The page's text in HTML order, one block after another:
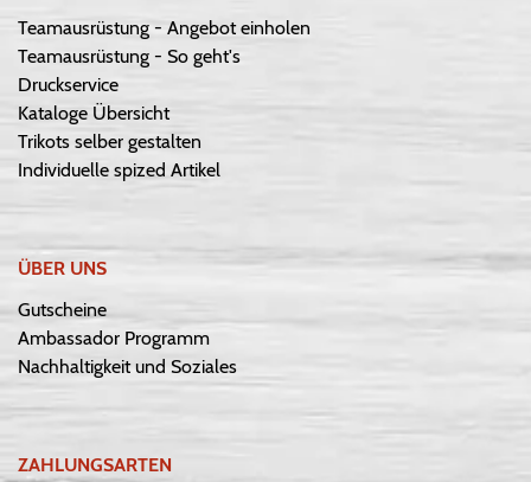
Teamausrüstung - Angebot einholen
Teamausrüstung - So geht's
Druckservice
Kataloge Übersicht
Trikots selber gestalten
Individuelle spized Artikel
ÜBER UNS
Gutscheine
Ambassador Programm
Nachhaltigkeit und Soziales
ZAHLUNGSARTEN